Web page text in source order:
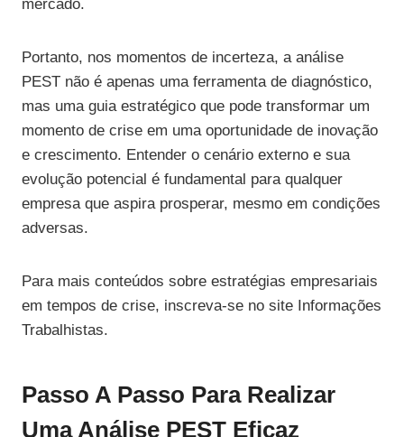
mercado.
Portanto, nos momentos de incerteza, a análise
PEST não é apenas uma ferramenta de diagnóstico,
mas uma guia estratégico que pode transformar um
momento de crise em uma oportunidade de inovação
e crescimento. Entender o cenário externo e sua
evolução potencial é fundamental para qualquer
empresa que aspira prosperar, mesmo em condições
adversas.
Para mais conteúdos sobre estratégias empresariais
em tempos de crise, inscreva-se no site Informações
Trabalhistas.
Passo A Passo Para Realizar
Uma Análise PEST Eficaz